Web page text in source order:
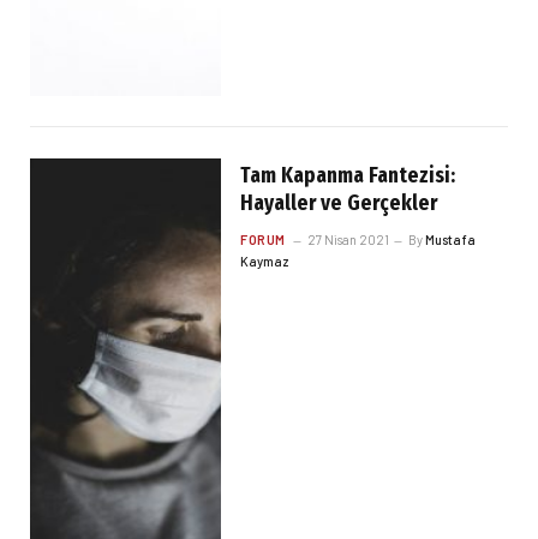
Tam Kapanma Fantezisi:
Hayaller ve Gerçekler
FORUM 27 Nisan 2021 ByMustafa
Kaymaz